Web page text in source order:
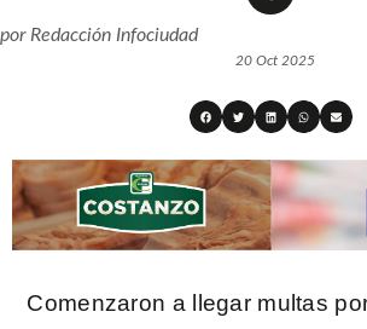
porRedacción Infociudad
20 Oct 2025
Comenzaron a llegar multas